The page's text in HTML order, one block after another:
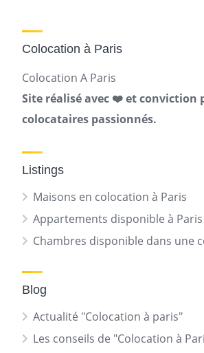
Colocation à Paris
Colocation A Paris
Site réalisé avec ❤️ et conviction
colocataires passionnés.
Listings
Maisons en colocation à Paris
Appartements disponible à Paris
Chambres disponible dans une
Blog
Actualité "Colocation à paris"
Les conseils de "Colocation à